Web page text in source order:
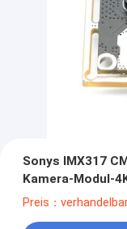
Sonys IMX317
Kamera-Modul-
Preis：